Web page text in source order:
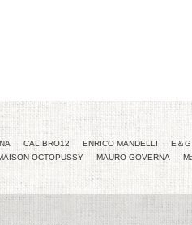
CALIBRO12 ENRICO MANDELLI
E＆
OCTOPUSSY MAURO GOVERNA